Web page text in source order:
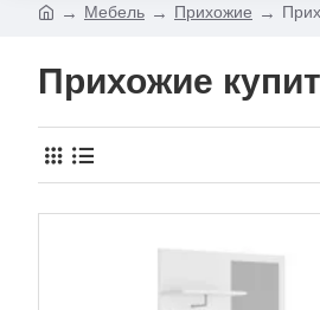
Мебель Прихожие
Прихожие